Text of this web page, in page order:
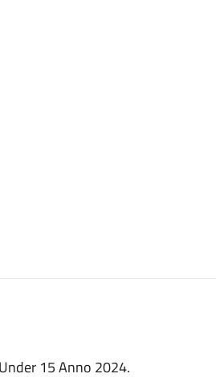
15 Anno 2024.